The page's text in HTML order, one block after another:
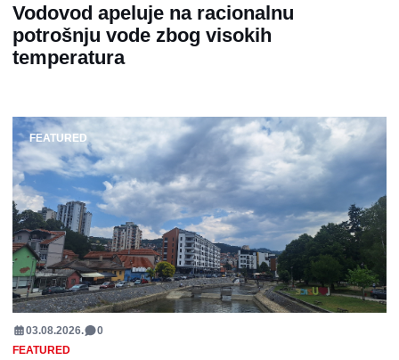
Vodovod apeluje na racionalnu
potrošnju vode zbog visokih
temperatura
FEATURED
03.08.2026.
0
FEATURED